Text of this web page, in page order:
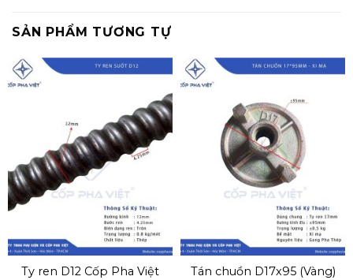
SẢN PHẨM TƯƠNG TỰ
Ty ren D12 Cốp Pha Việt Tán chuồn D17x95 (Vàng)